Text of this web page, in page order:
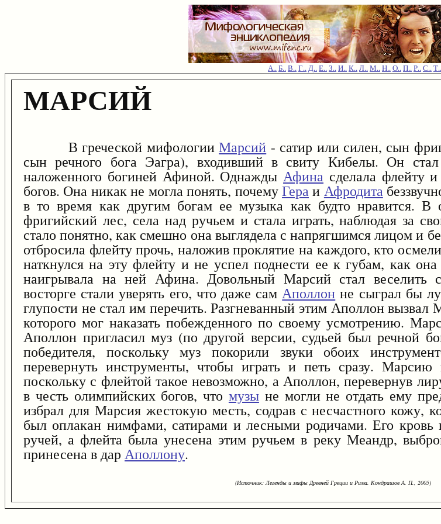
А..Б..В..Г..Д..Е..З..И..К..Л..М..Н..О..П..Р..С..Т..
МАРСИЙ
В греческой мифологииМарсий - сатир или силен, сын
сын речного бога Эагра), входивший в свиту Кибелы. Он стал
наложенного богиней Афиной. ОднаждыАфина сделала флейту
богов. Она никак не могла понять, почемуГераи Афродита
в то время как другим богам ее музыка как будто нравится. В
фригийский лес, села над ручьем и стала играть, наблюдая за
стало понятно, как смешно она выглядела с напрягшимся лицом и
отбросила флейту прочь, наложив проклятие на каждого, кто
наткнулся на эту флейту и не успел поднести ее к губам, как
наигрывала на ней Афина. Довольный Марсий стал веселить
восторге стали уверять его, что даже самАполлон не сыграл бы
глупости не стал им перечить. Разгневанный этим Аполлон вызвал
которого мог наказать побежденного по своему усмотрению.
Аполлон пригласил муз (по другой версии, судьей был речной
победителя, поскольку муз покорили звуки обоих
перевернуть инструменты, чтобы играть и петь сразу.
поскольку с флейтой такое невозможно, а Аполлон, перевернув
в честь олимпийских богов, что музыне могли не отдать ему
избрал для Марсия жестокую месть, содрав с несчастного кожу,
был оплакан нимфами, сатирами и лесными родичами. Его кровь
ручей, а флейта была унесена этим ручьем в реку Меандр,
принесена в дар Аполлону.
(Источник: Легенды и мифы Древней Греции и Рима. Кондрашов А. П., 2005)